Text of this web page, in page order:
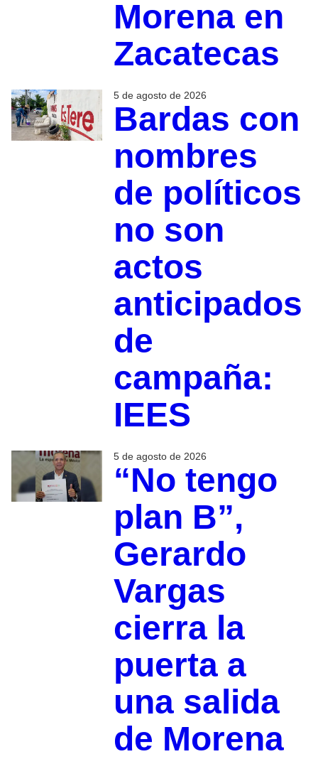
Morena en
Zacatecas
5 de agosto de 2026
Bardas con
nombres
de políticos
no son
actos
anticipados
de
campaña:
IEES
5 de agosto de 2026
“No tengo
plan B”,
Gerardo
Vargas
cierra la
puerta a
una salida
de Morena